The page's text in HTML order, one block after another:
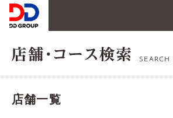
SEARCH
店舗一覧